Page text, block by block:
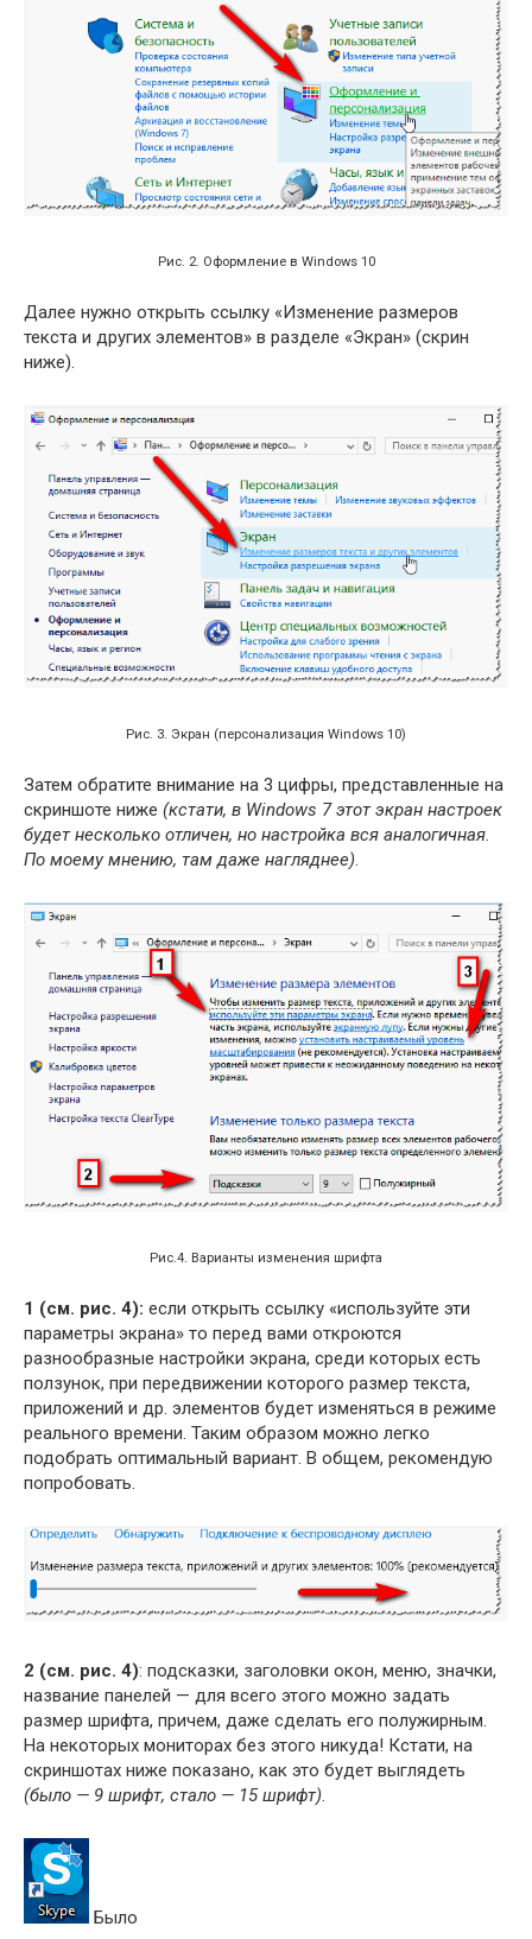
Рис. 2. Оформление в Windows 10
Далее нужно открыть ссылку «Изменение размеров
текста и других элементов» в разделе «Экран» (скрин
ниже).
Рис. 3. Экран (персонализация Windows 10)
Затем обратите внимание на 3 цифры, представленные на
скриншоте ниже (кстати, в Windows 7 этот экран настроек
будет несколько отличен, но настройка вся аналогичная.
По моему мнению, там даже нагляднее).
Рис.4. Варианты изменения шрифта
1 (см. рис. 4): если открыть ссылку «используйте эти
параметры экрана» то перед вами откроются
разнообразные настройки экрана, среди которых есть
ползунок, при передвижении которого размер текста,
приложений и др. элементов будет изменяться в режиме
реального времени. Таким образом можно легко
подобрать оптимальный вариант. В общем, рекомендую
попробовать.
2 (см. рис. 4): подсказки, заголовки окон, меню, значки,
название панелей — для всего этого можно задать
размер шрифта, причем, даже сделать его полужирным.
На некоторых мониторах без этого никуда! Кстати, на
скриншотах ниже показано, как это будет выглядеть
(было — 9 шрифт, стало — 15 шрифт).
Было